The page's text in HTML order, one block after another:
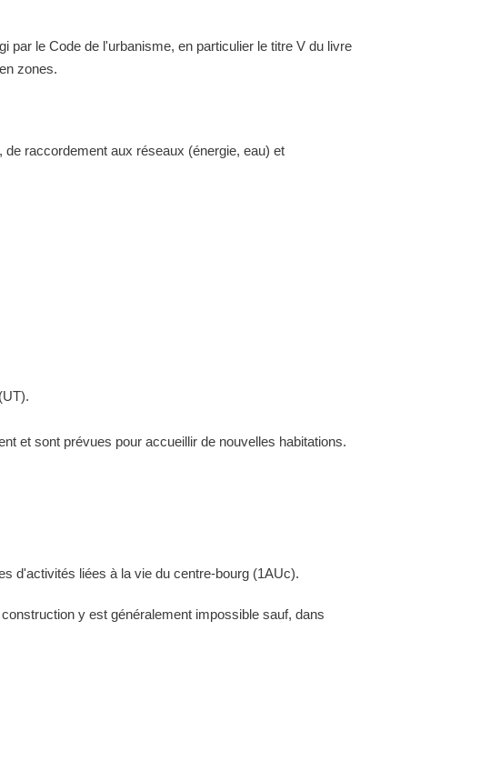
par le Code de l'urbanisme, en particulier le titre V du livre
zones.
raccordement aux réseaux (énergie, eau) et
et sont prévues pour accueillir de nouvelles habitations.
d'activités liées à la vie du centre-bourg (1AUc).
y est généralement impossible sauf, dans